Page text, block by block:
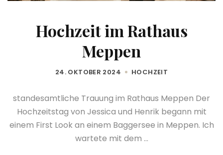
Hochzeit im Rathaus
Meppen
24. OKTOBER 2024 HOCHZEIT
standesamtliche Trauung im Rathaus Meppen Der
Hochzeitstag von Jessica und Henrik begann mit
einem First Look an einem Baggersee in Meppen. Ich
wartete mit dem ...